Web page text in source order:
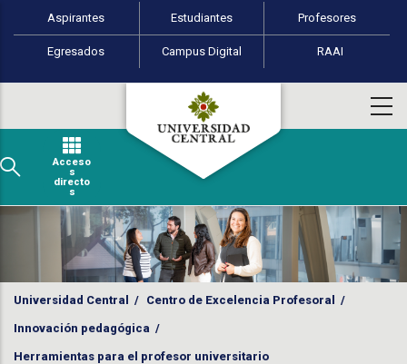
Pasar al contenido principal
Perfiles de usuario
Aspirantes Estudiantes Profesores
Egresados Campus Digital RAAI
Acceso
s
directo
s
Universidad Central / Centro de Excelencia Profesoral /
Innovación pedagógica /
Herramientas para el profesor universitario